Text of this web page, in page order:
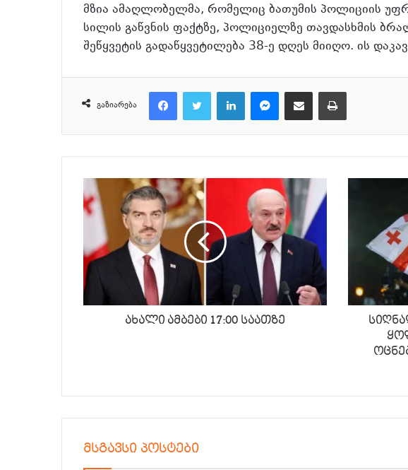
მზია ამაღლობელმა, რომელიც ბათუმის პოლიციის
სილის გაწვნის ფაქტზე, პოლიციელზე თავდასხმის
შეწყვეტის გადაწყვეტილება 38-ე დღეს მიიღო. ის
გაზიარება
ახალი ამბები 17:00 საათზე
მსგავსი პოსტები